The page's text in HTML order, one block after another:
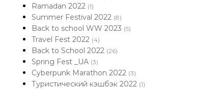
Ramadan 2022 (1)
Summer Festival 2022 (8)
Back to school WW 2023 (5)
Travel Fest 2022 (4)
Back to School 2022 (26)
Spring Fest _UA (3)
Cyberpunk Marathon 2022 (3)
Туристический кэшбэк 2022 (1)